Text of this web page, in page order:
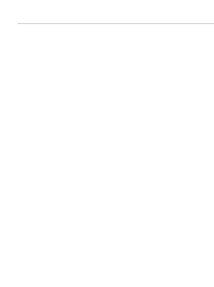
Владимир Путин